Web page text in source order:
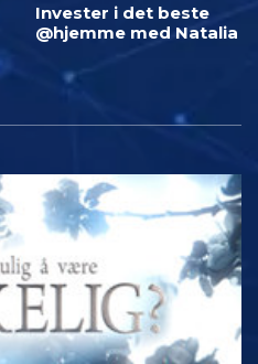
Invester i det beste
@hjemme med Natalia